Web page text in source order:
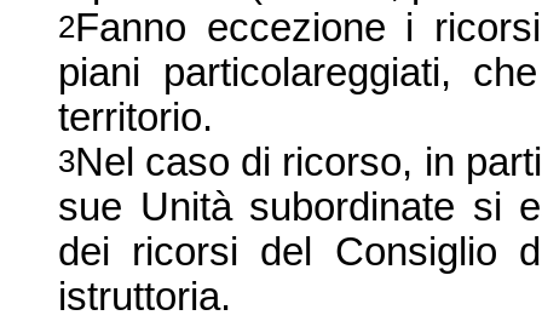
2Fanno eccezione i
piani particolareggiati,
territorio.
3Nel caso di ricorso, in
sue Unità subordinate si
dei ricorsi del Consiglio
istruttoria.